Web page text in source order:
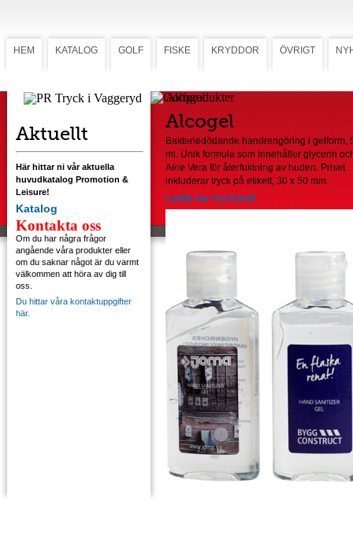
HEM KATALOG GOLF FISKE KRYDDOR ÖVRIGT
Aktuellt
Här hittar ni vår aktuella
huvudkatalog Promotion &
Leisure!
Katalog
Kontakta oss
Om du har några frågor
angående våra produkter eller
om du saknar något är du varmt
välkommen att höra av dig till
oss.
Du hittar våra kontaktuppgifter
här.
Alcogel
Alcogel
Bakteriedödande handrengöring i gelform,
ml. Unik formula som innehåller glycerin
Aloe Vera för återfuktning av huden. Priset
inkluderar tryck på etikett, 30 x 50 mm.
Ladda ner tryckmall